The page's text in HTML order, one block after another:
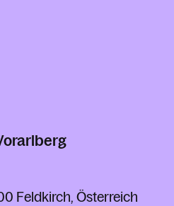
Feldkirch, Österreich